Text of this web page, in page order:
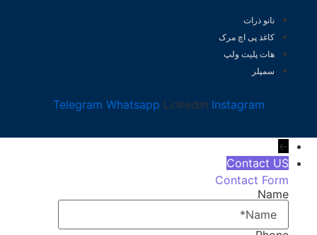
نانو ذرات
کاغذ پی اچ مرک
هات پلیت ولپ
سمپلر
Telegram Whatsapp Linkedin Instagram
←
Contact US
Contact Form
Name